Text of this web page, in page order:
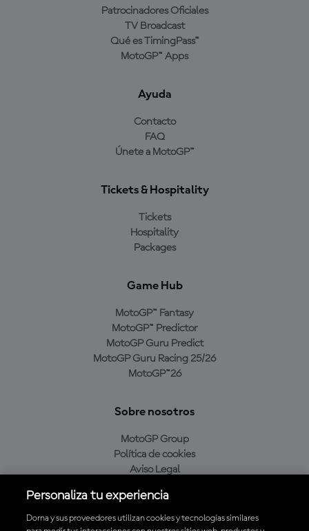
Patrocinadores Oficiales
TV Broadcast
Qué es TimingPass™
MotoGP™ Apps
Ayuda
Contacto
FAQ
Únete a MotoGP™
Tickets & Hospitality
Tickets
Hospitality
Packages
Game Hub
MotoGP™ Fantasy
MotoGP™ Predictor
MotoGP Guru Predict
MotoGP Guru Racing 25/26
MotoGP™26
Sobre nosotros
MotoGP Group
Política de cookies
Aviso Legal
Política de compra
Personaliza tu experiencia
Dorna y sus proveedores utilizan cookies y tecnologías similares